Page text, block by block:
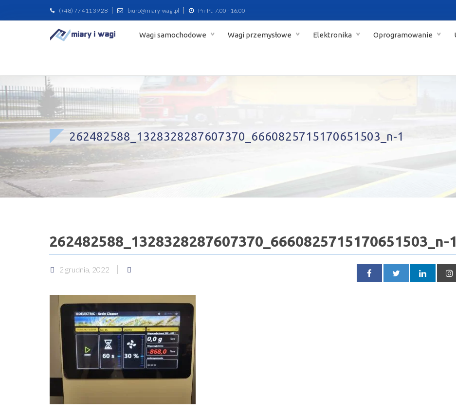
(+48) 77 411 39 28 biuro@miary-wagi.pl Pn-Pt: 7:00 - 16:00
Wagi samochodowe Wagi przemysłowe Elektronika Oprogramowanie
262482588_1328328287607370_6660825715170651503_n-1
262482588_1328328287607370_6660825715170651503_n-1
2 grudnia, 2022